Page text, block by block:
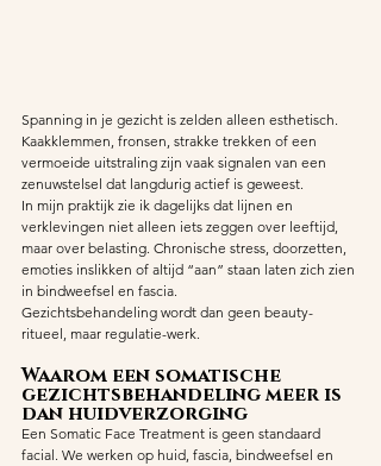
Spanning in je gezicht is zelden alleen esthetisch.
Kaakklemmen, fronsen, strakke trekken of een
vermoeide uitstraling zijn vaak signalen van een
zenuwstelsel dat langdurig actief is geweest.
In mijn praktijk zie ik dagelijks dat lijnen en
verklevingen niet alleen iets zeggen over leeftijd,
maar over belasting. Chronische stress, doorzetten,
emoties inslikken of altijd “aan” staan laten zich zien
in bindweefsel en fascia.
Gezichtsbehandeling wordt dan geen beauty-
ritueel, maar regulatie-werk.
Waarom een somatische
gezichtsbehandeling meer is
dan huidverzorging
Een Somatic Face Treatment is geen standaard
facial. We werken op huid, fascia, bindweefsel en